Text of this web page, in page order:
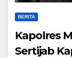
BERITA
Kapolres
Sertijab